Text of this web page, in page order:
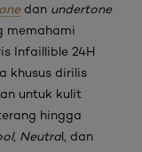
dan undertone
memahami
Infaillible 24H
khusus dirilis
untuk kulit
hingga
, Neutral, dan